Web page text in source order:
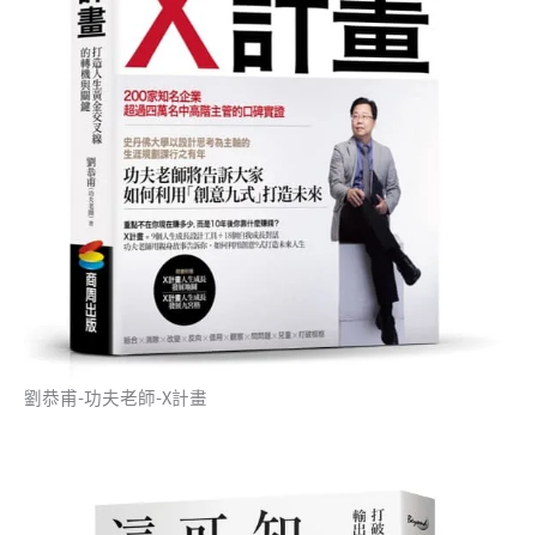
劉恭甫-功夫老師-X計畫